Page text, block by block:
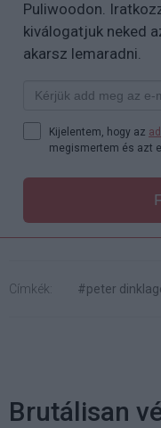
Puliwoodon.
kiválogatjuk neked
akarsz lemaradni.
Kijelentem, hogy az
megismertem és azt
Címkék: #peter
Brutálisan